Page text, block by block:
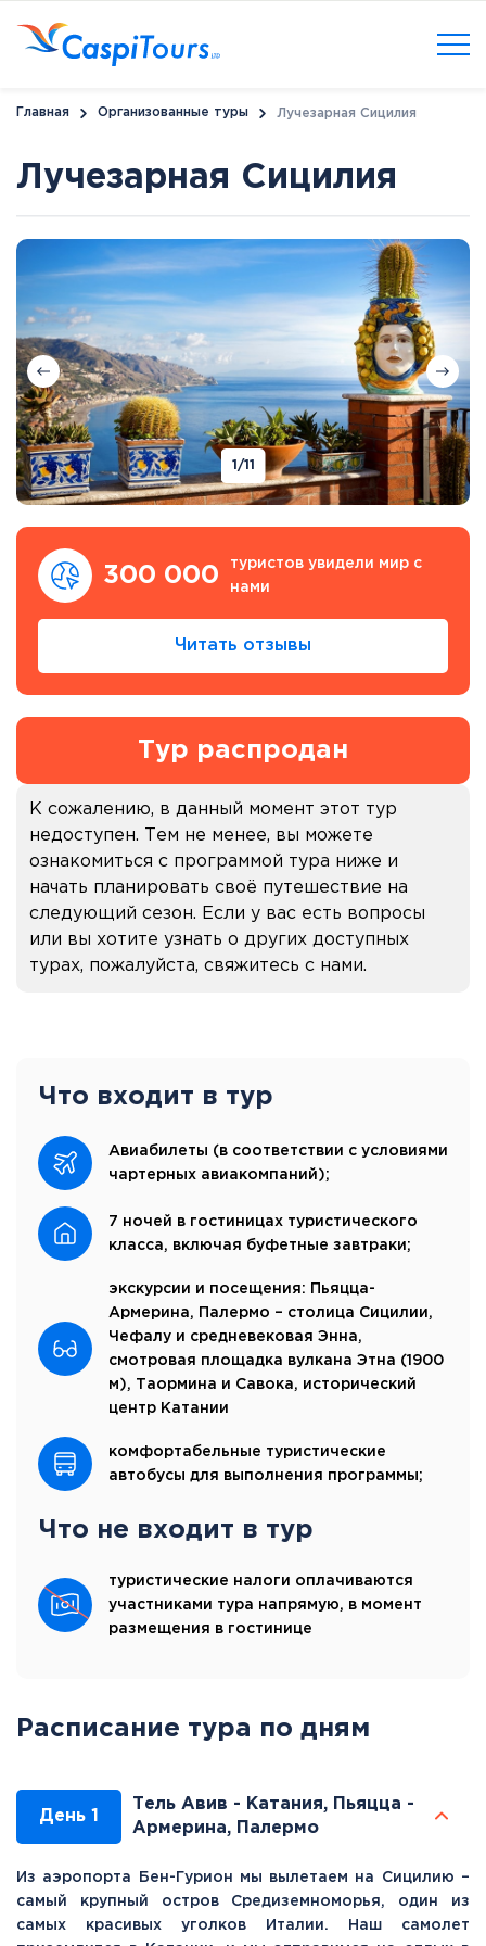
Главная Организованные туры Лучезарная Сицилия
Лучезарная Сицилия
1 /11
300 000
туристов увидели мир с
нами
Читать отзывы
Тур распродан
К сожалению, в данный момент этот тур
недоступен. Тем не менее, вы можете
ознакомиться с программой тура ниже и
начать планировать своё путешествие на
следующий сезон. Если у вас есть вопросы
или вы хотите узнать о других доступных
турах, пожалуйста, свяжитесь с нами.
Что входит в тур
Авиабилеты (в соответствии с условиями
чартерных авиакомпаний);
7 ночей в гостиницах туристического
класса, включая буфетные завтраки;
экскурсии и посещения: Пьяцца-
Армерина, Палермо – столица Сицилии,
Чефалу и средневековая Энна,
смотровая площадка вулкана Этна (1900
м), Таормина и Савока, исторический
центр Катании
комфортабельные туристические
автобусы для выполнения программы;
Что не входит в тур
туристические налоги оплачиваются
участниками тура напрямую, в момент
размещения в гостинице
Расписание тура по дням
День 1
Тель Авив - Катания, Пьяцца -
Армерина, Палермо
Из аэропорта Бен-Гурион мы вылетаем на Сицилию –
самый крупный остров Средиземноморья, один из
самых красивых уголков Италии. Наш самолет